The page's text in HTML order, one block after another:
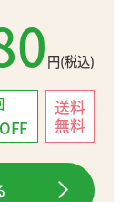
円(税込)
送料
無料